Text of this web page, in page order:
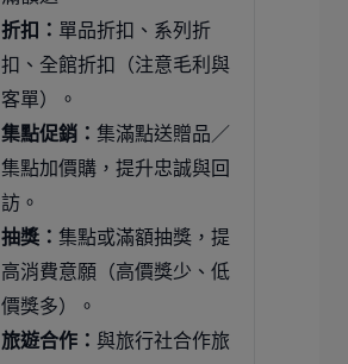
折扣： 單品折扣、系列折
扣、全館折扣（注意毛利與
客單）。
集點促銷： 集滿點送贈品／
集點加價購，提升忠誠與回
訪。
抽獎： 集點或滿額抽獎，提
高消費意願（高價獎少、低
價獎多）。
旅遊合作： 與旅行社合作旅